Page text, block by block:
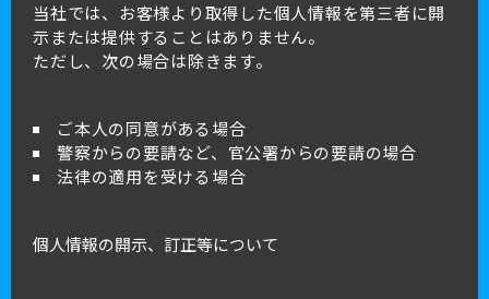
当社では、お客様より取得した個人情報を第三者に開
示または提供することはありません。
ただし、次の場合は除きます。
ご本人の同意がある場合
警察からの要請など、官公署からの要請の場合
法律の適用を受ける場合
個人情報の開示、訂正等について